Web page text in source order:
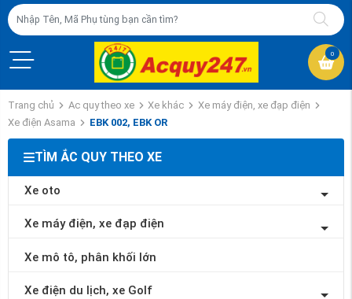
0
Trang chủ Ac quy theo xe Xe khác
Xe máy điện, xe đạp điện
Xe điện Asama
EBK 002, EBK OR
TÌM ẮC QUY THEO XE
Xe oto
Xe máy điện, xe đạp điện
Xe mô tô, phân khối lớn
Xe điện du lịch, xe Golf